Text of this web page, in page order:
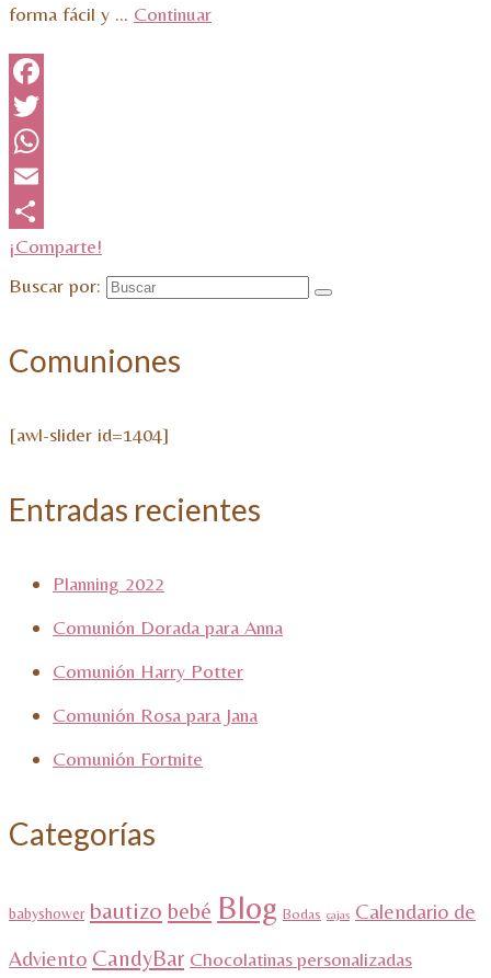
forma fácil y … Continuar
Facebook
Twitter
WhatsApp
Email
¡Comparte!
Buscar por:
Comuniones
[awl-slider id=1404]
Entradas recientes
Planning 2022
Comunión Dorada para Anna
Comunión Harry Potter
Comunión Rosa para Jana
Comunión Fortnite
Categorías
babyshower bautizo bebé Blog Bodas cajas Calendario de
Adviento CandyBar Chocolatinas personalizadas